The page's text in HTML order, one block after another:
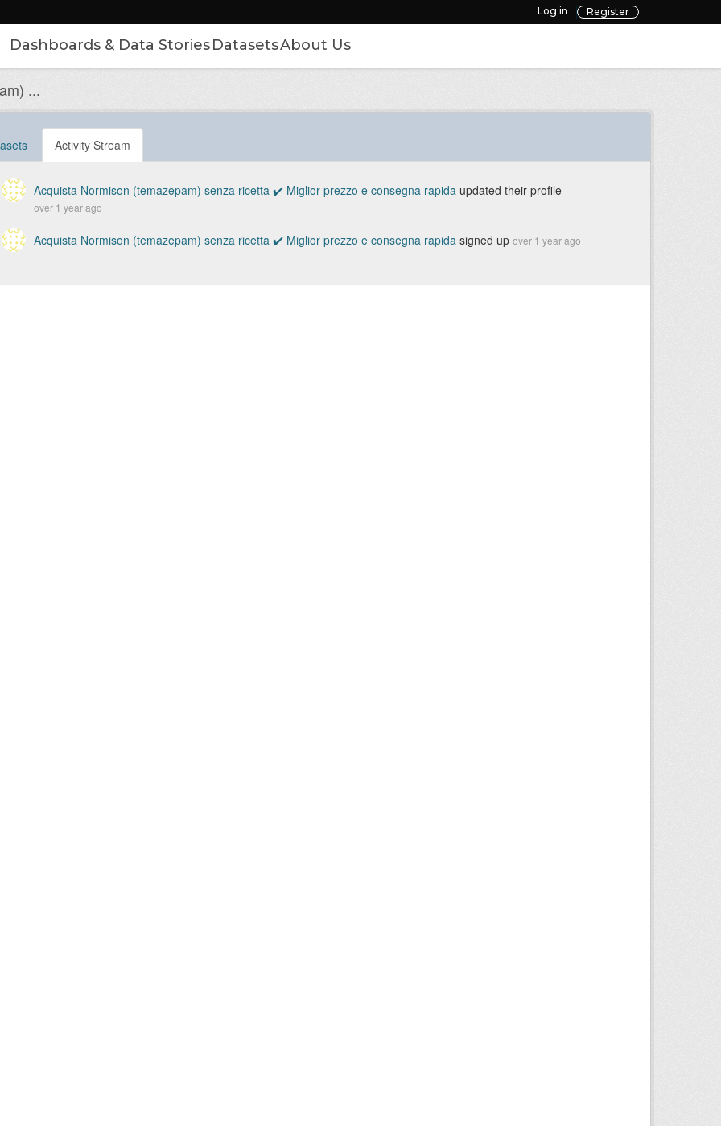
Log in Register
Dashboards & Data StoriesDatasetsAbout Us
...
Activity Stream
Acquista Normison (temazepam) senza ricetta ✔️ Miglior prezzo e consegna rapida updated their profile
over 1 year ago
Acquista Normison (temazepam) senza ricetta ✔️ Miglior prezzo e consegna rapida signed up over 1 year ago